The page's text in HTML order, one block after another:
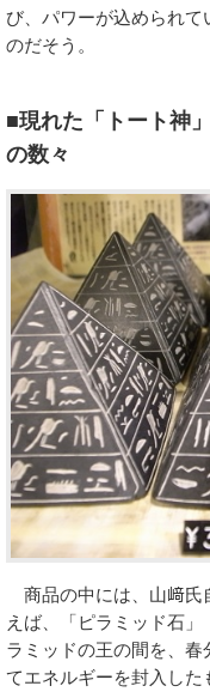
び、パワーが込められて
のだそう。
■現れた「トート神
の数々
商品の中には、山﨑氏
えば、「ピラミッド石
ラミッドの王の間を、
てエネルギーを封入した